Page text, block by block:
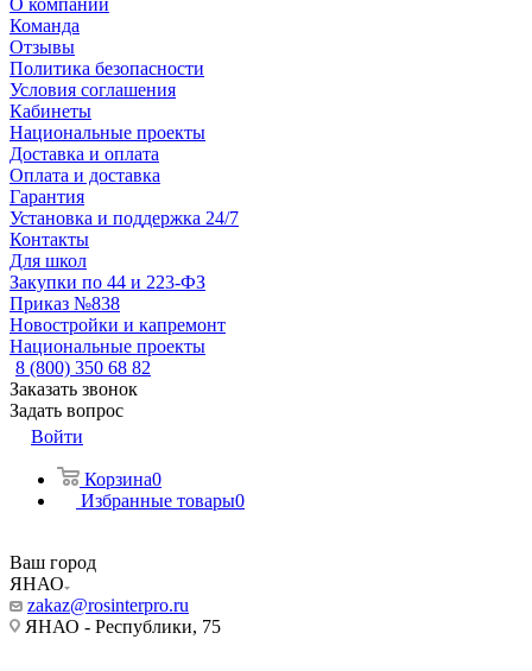
О компании
Команда
Отзывы
Политика безопасности
Условия соглашения
Кабинеты
Национальные проекты
Доставка и оплата
Оплата и доставка
Гарантия
Установка и поддержка 24/7
Контакты
Для школ
Закупки по 44 и 223-ФЗ
Приказ №838
Новостройки и капремонт
Национальные проекты
8 (800) 350 68 82
Заказать звонок
Задать вопрос
Войти
Корзина0
Избранные товары0
Ваш город
ЯНАО
zakaz@rosinterpro.ru
ЯНАО - Республики, 75